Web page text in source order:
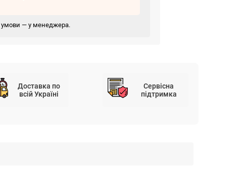
умови — у менеджера.
Доставка по
всій Україні
Сервісна
підтримка